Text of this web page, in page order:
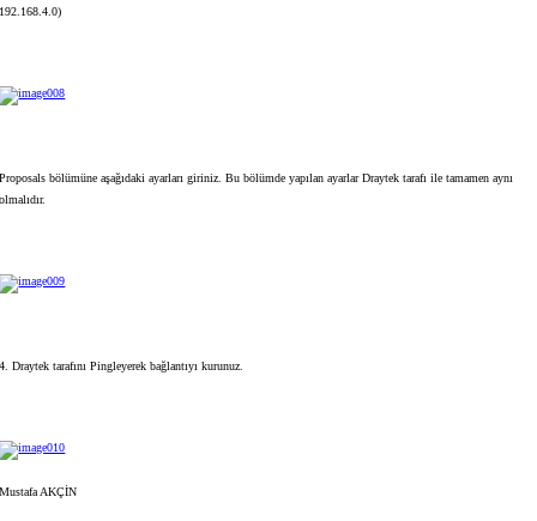
192.168.4.0)
Proposals bölümüne aşağıdaki ayarları giriniz. Bu bölümde yapılan ayarlar Draytek tarafı ile tamamen aynı
olmalıdır.
4. Draytek tarafını Pingleyerek bağlantıyı kurunuz.
Mustafa AKÇİN